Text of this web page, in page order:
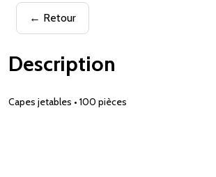
← Retour
Description
Capes jetables • 100 pièces